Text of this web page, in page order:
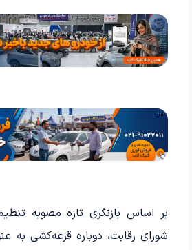
بر اساس بازنگری تازه مصوبه
شورای رقابت، دوباره قرعه‌کشی به